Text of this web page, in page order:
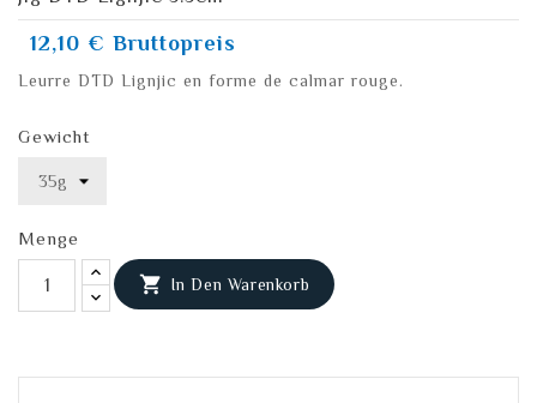
12,10 € Bruttopreis
Leurre DTD Lignjic en forme de calmar rouge.
Gewicht
Menge
 In Den Warenkorb